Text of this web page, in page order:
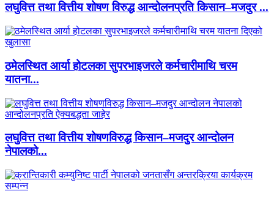
लघुवित्त तथा वित्तीय शोषण विरुद्ध आन्दोलनप्रति किसान–मजदुर ...
ठमेलस्थित आर्या होटलका सुपरभाइजरले कर्मचारीमाथि चरम
यातना...
लघुवित्त तथा वित्तीय शोषणविरुद्ध किसान–मजदुर आन्दोलन
नेपालको...